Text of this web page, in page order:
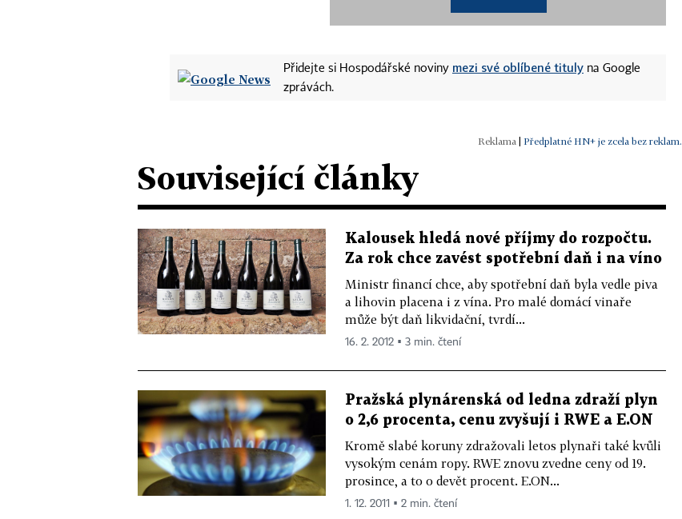
Přidejte si Hospodářské noviny mezi své oblíbené tituly na Google
zprávách.
| Předplatné HN+ je zcela bez reklam.
Související články
Kalousek hledá nové příjmy do rozpočtu.
Za rok chce zavést spotřební daň i na víno
Ministr financí chce, aby spotřební daň byla vedle piva
a lihovin placena i z vína. Pro malé domácí vinaře
může být daň likvidační, tvrdí...
16. 2. 2012 ▪ 3 min. čtení
Pražská plynárenská od ledna zdraží plyn
o 2,6 procenta, cenu zvyšují i RWE a E.ON
Kromě slabé koruny zdražovali letos plynaři také kvůli
vysokým cenám ropy. RWE znovu zvedne ceny od 19.
prosince, a to o devět procent. E.ON...
1. 12. 2011 ▪ 2 min. čtení